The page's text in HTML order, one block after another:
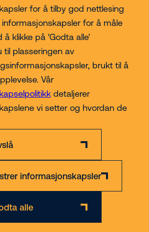
for å tilby god nettlesing
for å måle
å klikke på 'Godta alle'
til plasseringen av
brukt til å
Vår
detaljerer
vi setter og hvordan de
informasjonskapsler
alle
© 2026 Riwal - All rights reserved